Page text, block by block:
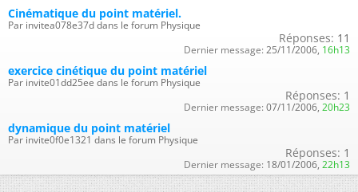
Cinématique du point matériel.
Par invitea078e37d dans le forum Physique
Réponses: 11
Dernier message: 25/11/2006, 16h13
exercice cinétique du point matériel
Par invite01dd25ee dans le forum Physique
Réponses: 1
Dernier message: 07/11/2006, 20h23
dynamique du point matériel
Par invite0f0e1321 dans le forum Physique
Réponses: 1
Dernier message: 18/01/2006, 22h13